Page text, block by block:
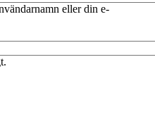
eller din e-